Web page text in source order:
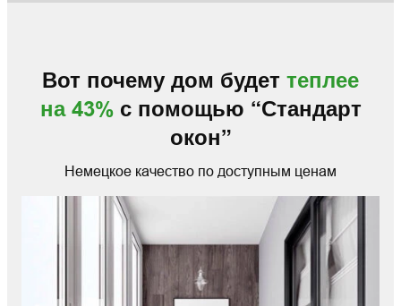
Вот почему дом будет теплее
на 43%с помощью “Стандарт
окон”
Немецкое качество по доступным ценам